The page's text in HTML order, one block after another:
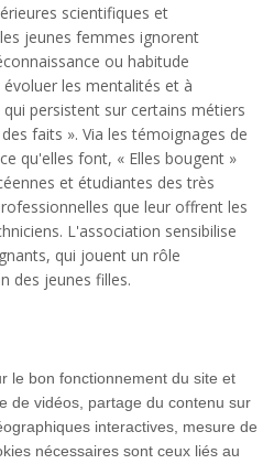
scientifiques et
jeunes femmes ignorent
ou habitude
évoluer les mentalités et à
persistent sur certains métiers
faits ». Via les témoignages de
qu'elles font, « Elles bougent »
et étudiantes des très
que leur offrent les
L'association sensibilise
qui jouent un rôle
des jeunes filles.
le bon fonctionnement du site et
de vidéos, partage du contenu sur
interactives, mesure de
nécessaires sont ceux liés au